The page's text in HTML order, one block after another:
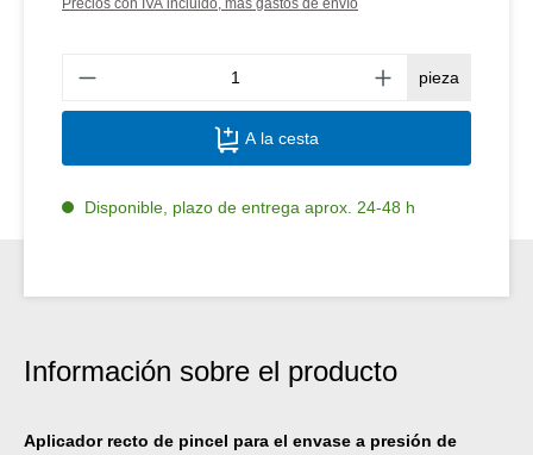
Precios con IVA incluido, más gastos de envío
pieza
A la cesta
Disponible, plazo de entrega aprox. 24-48 h
Información sobre el producto
Aplicador recto de pincel para el envase a presión de